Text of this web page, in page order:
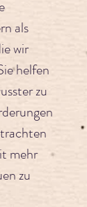
als
wir
helfen
zu
mehr
zu